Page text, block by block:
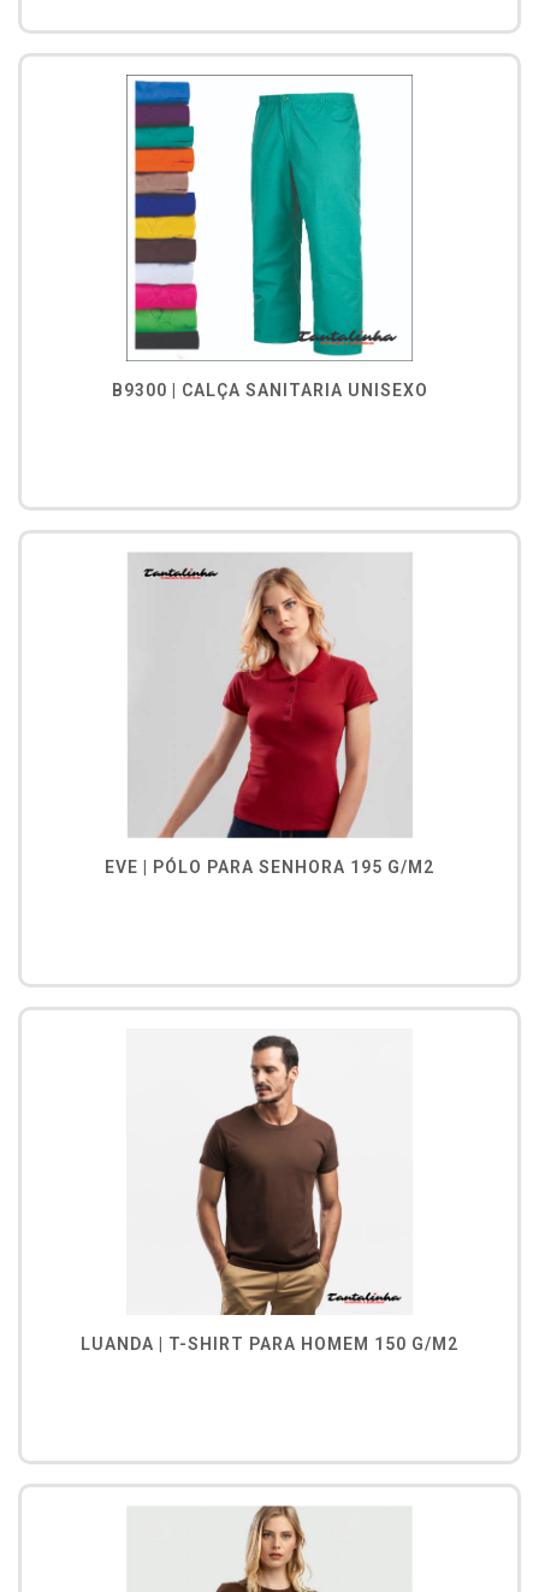
B9300 | CALÇA SANITARIA UNISEXO
EVE | PÓLO PARA SENHORA 195 G/M2
LUANDA | T-SHIRT PARA HOMEM 150 G/M2